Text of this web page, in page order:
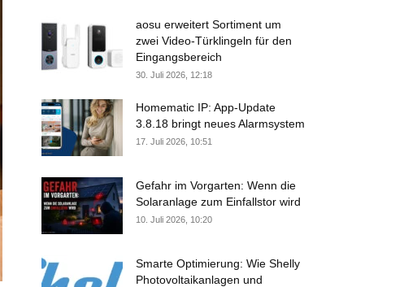
aosu erweitert Sortiment um
zwei Video-Türklingeln für den
Eingangsbereich
30. Juli 2026, 12:18
Homematic IP: App-Update
3.8.18 bringt neues Alarmsystem
17. Juli 2026, 10:51
Gefahr im Vorgarten: Wenn die
Solaranlage zum Einfallstor wird
10. Juli 2026, 10:20
Smarte Optimierung: Wie Shelly
Photovoltaikanlagen und